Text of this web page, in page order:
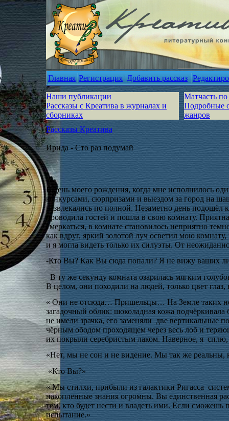
Главная Регистрация Добавить рассказ
Наши публикации
Рассказы с Креатива в журналах и
сборниках
Матчасть
Подробные
жанров
Рассказы Креатива
Ирида - Сто раз подумай
В день моего рождения, когда мне исполнилось
конкурсами, сюрпризами и выездом за город на
развлекались по полной. Незаметно день подошёл
проводила гостей и пошла в свою комнату.
смеркаться, в комнате становилось неприятно
как вдруг, яркий золотой луч осветил мою
и я могла видеть только их силуэты. От
-Кто Вы? Как Вы сюда попали? Я не вижу ваших
В ту же секунду комната озарилась мягким
В целом, они походили на людей, только цвет
« Они не отсюда… Пришельцы… На Земле таких
загадочный облик: шоколадная кожа
не имели зрачка, его заменяли две вертикальные
чёрным ободом проходящем через весь лоб и
их покрыли серебристым лаком. Наверное, я сплю,
«Нет, мы не сон и не видение. Мы так же реальны,
«Кто Вы?»
« Мы стилхи, прибыли из галактики Ригасса
накопленные знания огромны. Вы единственная
тем, кто будет нести и владеть ими. Если
испытание.»